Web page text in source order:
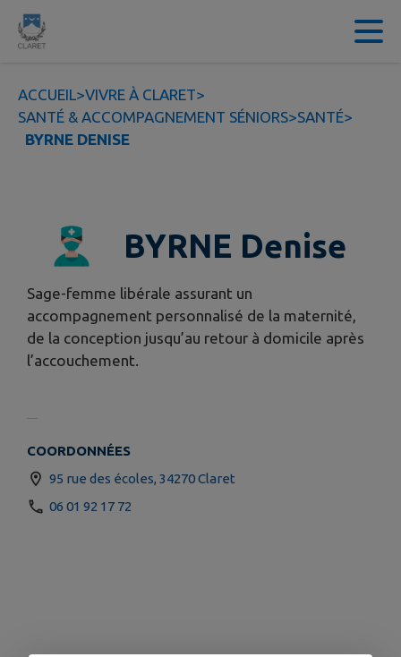
Contenu
ACCUEIL>VIVRE À CLARET>
SANTÉ & ACCOMPAGNEMENT SÉNIORS>SANTÉ>
BYRNE DENISE
BYRNE Denise
Sage-femme libérale assurant un
accompagnement personnalisé de la maternité,
de la conception jusqu’au retour à domicile après
l’accouchement.
COORDONNÉES
95 rue des écoles, 34270 Claret
06 01 92 17 72